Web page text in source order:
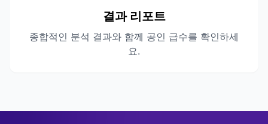
결과 리포트
종합적인 분석 결과와 함께 공인 급수를 확인하세
요.